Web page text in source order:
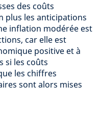
des coûts
plus les anticipations
inflation modérée est
car elle est
positive et à
si les coûts
les chiffres
sont alors mises